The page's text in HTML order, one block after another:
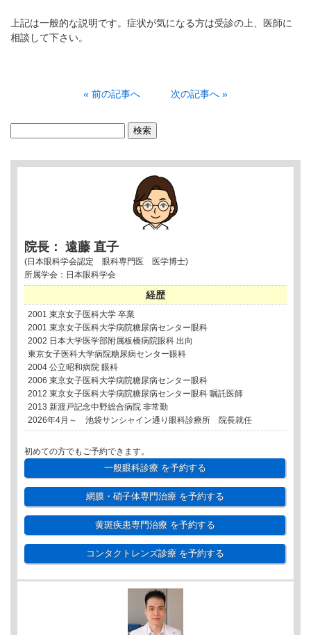
上記は一般的な説明です。症状が気になる方は受診の上、医師に
相談して下さい。
« 前の記事へ 次の記事へ »
院長： 遠藤 直子
(日本眼科学会認定 眼科専門医 医学博士)
所属学会：日本眼科学会
経歴
2001 東京女子医科大学 卒業
2001 東京女子医科大学病院糖尿病センター眼科
2002 日本大学医学部附属板橋病院眼科 出向
東京女子医科大学病院糖尿病センター眼科
2004 公立昭和病院 眼科
2006 東京女子医科大学病院糖尿病センター眼科
2012 東京女子医科大学病院糖尿病センター眼科 嘱託医師
2013 新渡戸記念中野総合病院 非常勤
2026年4月～ 池袋サンシャイン通り眼科診療所 院長就任
初めての方でもご予約できます。
一般眼科診療を予約する
網膜・硝子体専門治療を予約する
黄斑疾患専門治療を予約する
コンタクトレンズ診療を予約する